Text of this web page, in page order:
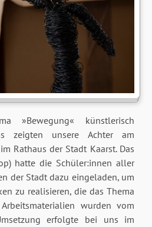
»Bewegung« künstlerisch
zeigten unsere Achter am
Rathaus der Stadt Kaarst. Das
hatte die Schüler:innen aller
der Stadt dazu eingeladen, um
zu realisieren, die das Thema
wurden vom
erfolgte bei uns im